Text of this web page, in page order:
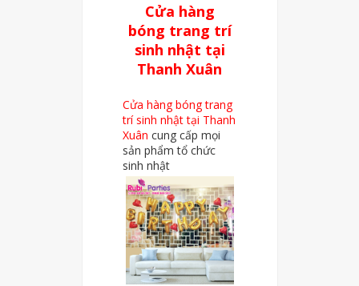
Cửa hàng
bóng trang trí
sinh nhật tại
Thanh Xuân
Cửa hàng bóng trang
trí sinh nhật tại Thanh
Xuân cung cấp mọi
sản phẩm tổ chức
sinh nhật